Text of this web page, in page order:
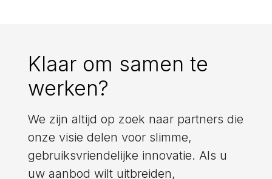
Klaar om samen te
werken?
We zijn altijd op zoek naar partners die
onze visie delen voor slimme,
gebruiksvriendelijke innovatie. Als u
uw aanbod wilt uitbreiden,